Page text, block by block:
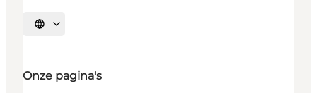
Selecteer taal
Onze pagina's